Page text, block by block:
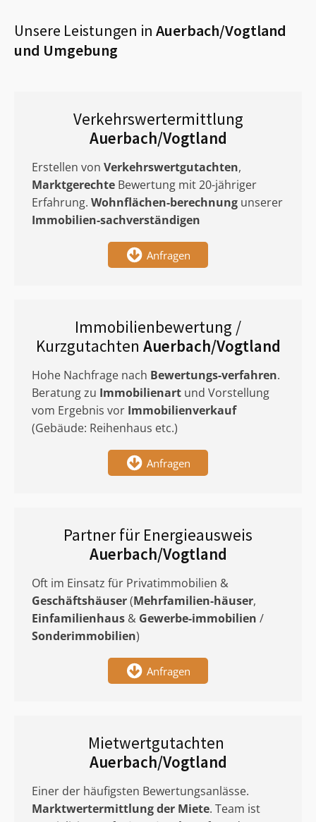
Unsere Leistungen in Auerbach/Vogtland
und Umgebung
Verkehrswertermittlung
Auerbach/Vogtland
Erstellen von Verkehrswertgutachten,
Marktgerechte Bewertung mit 20-jähriger
Erfahrung. Wohnflächen-berechnung unserer
Immobilien-sachverständigen
Anfragen
Immobilienbewertung /
Kurzgutachten Auerbach/Vogtland
Hohe Nachfrage nach Bewertungs-verfahren.
Beratung zu Immobilienart und Vorstellung
vom Ergebnis vor Immobilienverkauf
(Gebäude: Reihenhaus etc.)
Anfragen
Partner für Energieausweis
Auerbach/Vogtland
Oft im Einsatz für Privatimmobilien &
Geschäftshäuser(Mehrfamilien-häuser,
Einfamilienhaus & Gewerbe-immobilien /
Sonderimmobilien)
Anfragen
Mietwertgutachten
Auerbach/Vogtland
Einer der häufigsten Bewertungsanlässe.
Marktwertermittlungder Miete. Team ist